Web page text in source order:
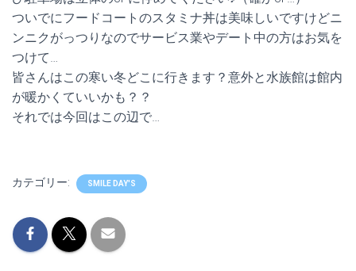
ついでにフードコートのスタミナ丼は美味しいですけどニ
ンニクがっつりなのでサービス業やデート中の方はお気を
つけて…
皆さんはこの寒い冬どこに行きます？意外と水族館は館内
が暖かくていいかも？？
それでは今回はこの辺で…
カテゴリー: SMILE DAY'S